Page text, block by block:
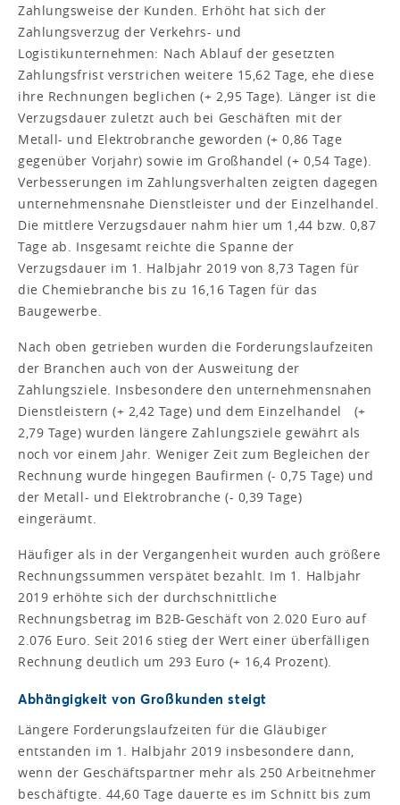
Zahlungsweise der Kunden. Erhöht hat sich der
Zahlungsverzug der Verkehrs- und
Logistikunternehmen: Nach Ablauf der gesetzten
Zahlungsfrist verstrichen weitere 15,62 Tage, ehe diese
ihre Rechnungen beglichen (+ 2,95 Tage). Länger ist die
Verzugsdauer zuletzt auch bei Geschäften mit der
Metall- und Elektrobranche geworden (+ 0,86 Tage
gegenüber Vorjahr) sowie im Großhandel (+ 0,54 Tage).
Verbesserungen im Zahlungsverhalten zeigten dagegen
unternehmensnahe Dienstleister und der Einzelhandel.
Die mittlere Verzugsdauer nahm hier um 1,44 bzw. 0,87
Tage ab. Insgesamt reichte die Spanne der
Verzugsdauer im 1. Halbjahr 2019 von 8,73 Tagen für
die Chemiebranche bis zu 16,16 Tagen für das
Baugewerbe.
Nach oben getrieben wurden die Forderungslaufzeiten
der Branchen auch von der Ausweitung der
Zahlungsziele. Insbesondere den unternehmensnahen
Dienstleistern (+ 2,42 Tage) und dem Einzelhandel (+
2,79 Tage) wurden längere Zahlungsziele gewährt als
noch vor einem Jahr. Weniger Zeit zum Begleichen der
Rechnung wurde hingegen Baufirmen (- 0,75 Tage) und
der Metall- und Elektrobranche (- 0,39 Tage)
eingeräumt.
Häufiger als in der Vergangenheit wurden auch größere
Rechnungssummen verspätet bezahlt. Im 1. Halbjahr
2019 erhöhte sich der durchschnittliche
Rechnungsbetrag im B2B-Geschäft von 2.020 Euro auf
2.076 Euro. Seit 2016 stieg der Wert einer überfälligen
Rechnung deutlich um 293 Euro (+ 16,4 Prozent).
Abhängigkeit von Großkunden steigt
Längere Forderungslaufzeiten für die Gläubiger
entstanden im 1. Halbjahr 2019 insbesondere dann,
wenn der Geschäftspartner mehr als 250 Arbeitnehmer
beschäftigte. 44,60 Tage dauerte es im Schnitt bis zum